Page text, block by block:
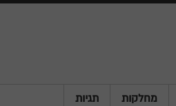
מחלקות תגיות